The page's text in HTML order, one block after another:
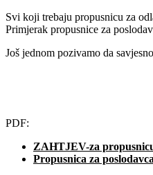
Svi koji trebaju propusnicu za
Primjerak propusnice za
Još jednom pozivamo da
PDF:
ZAHTJEV-za
Propusnica za